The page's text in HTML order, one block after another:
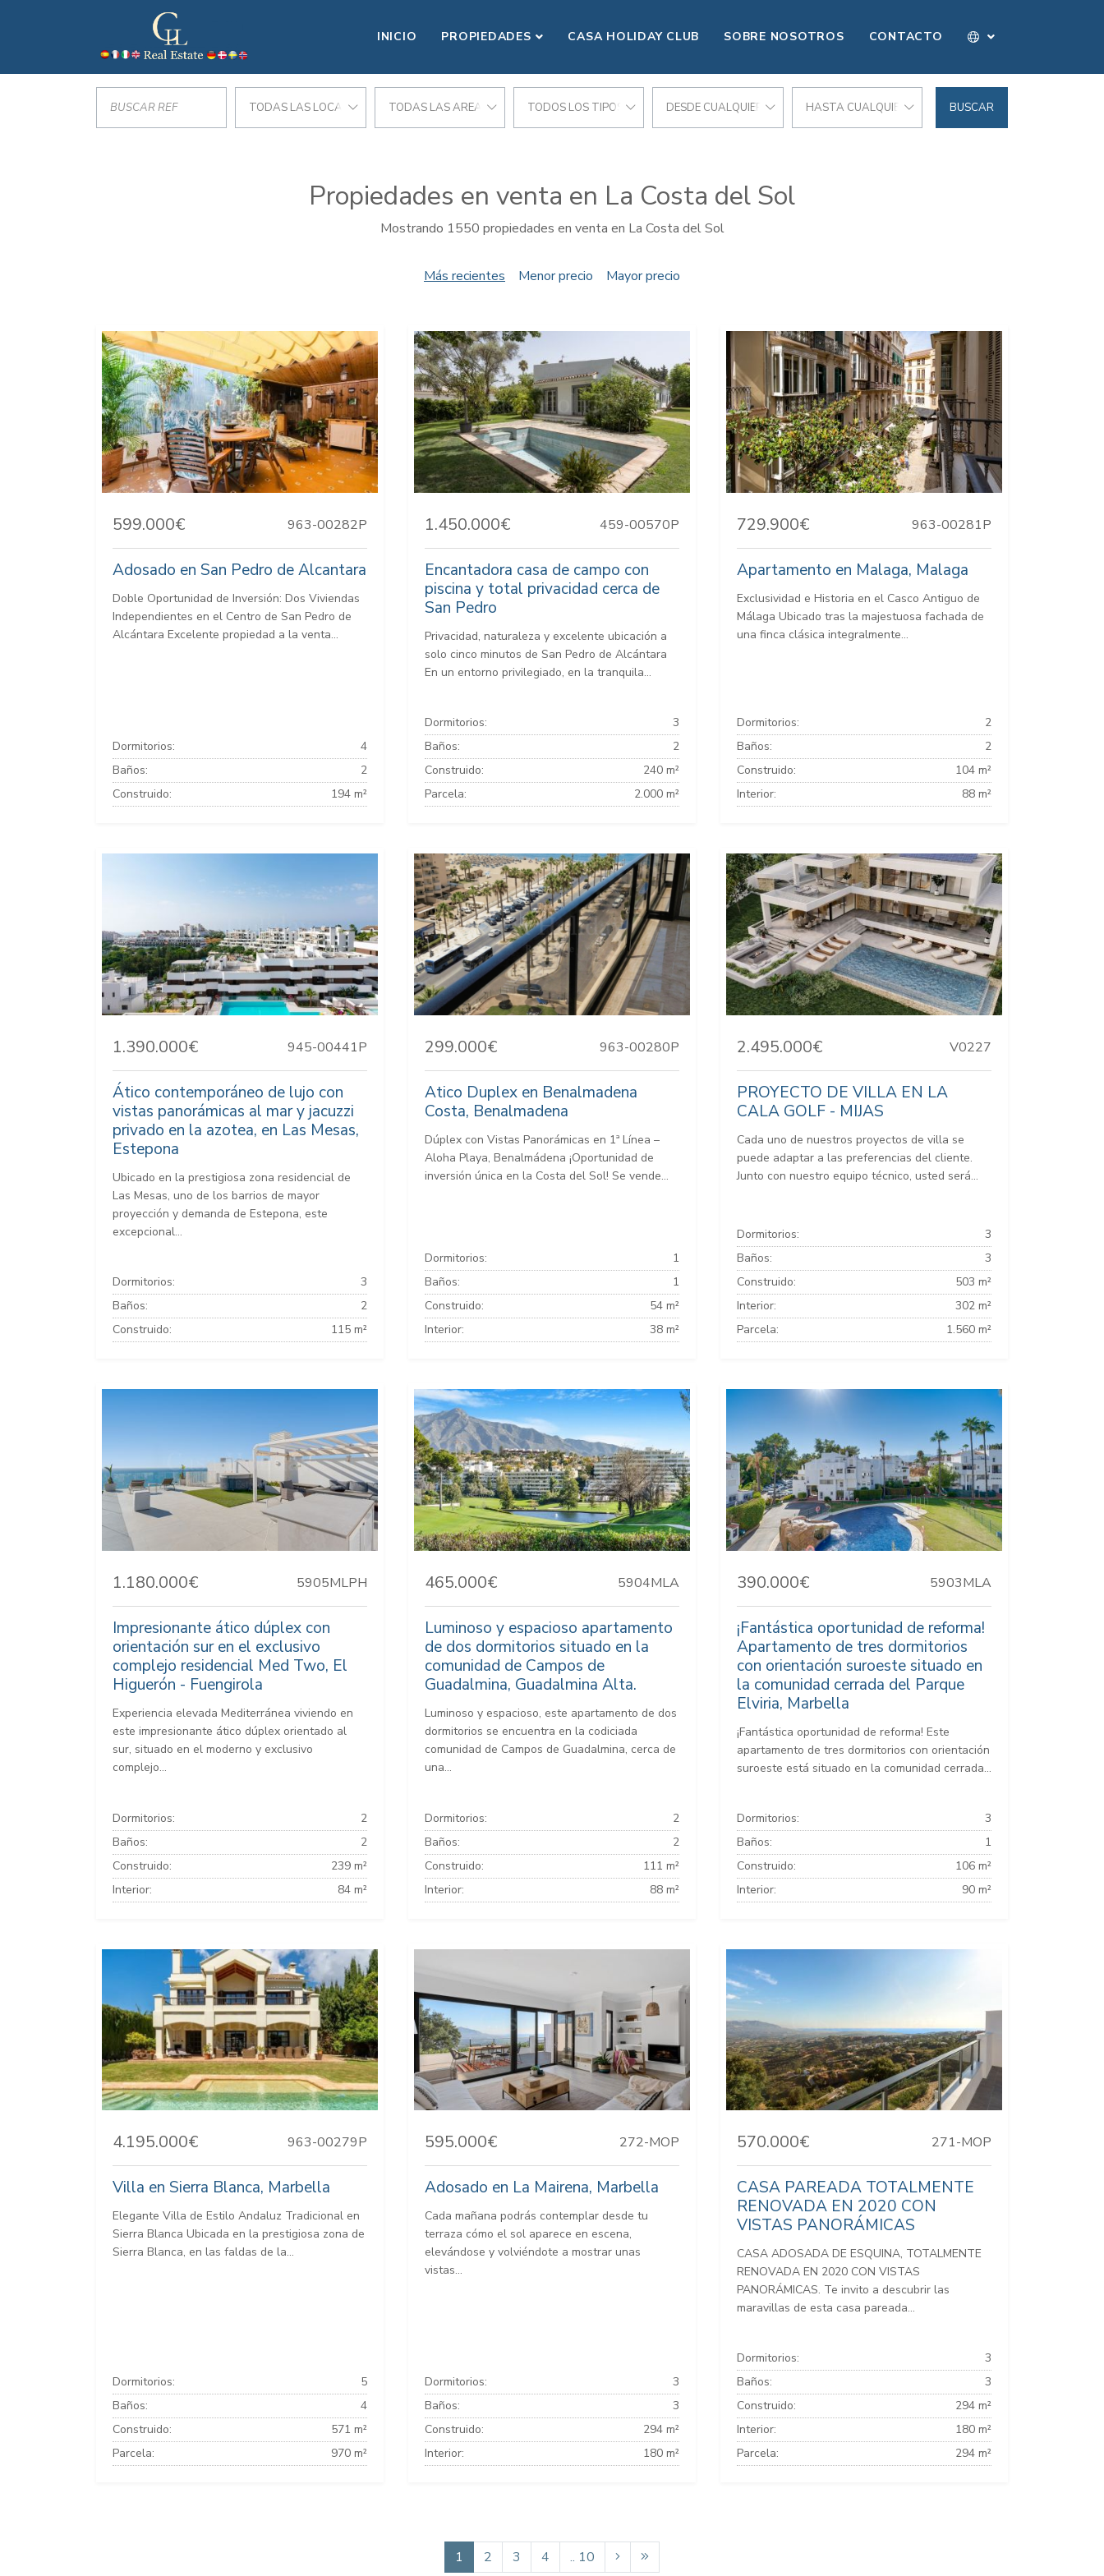
INICIO PROPIEDADES CASA HOLIDAY CLUB SOBRE NOSOTROS CONTACTO
TODAS LAS LOCALIZACIONESTODAS LAS AREAS TODOS LOS TIPOS DESDE CUALQUIER PRECIO HASTA CUALQUIER PRECIO BUSCAR
Propiedades en venta en La Costa del Sol
Mostrando 1550 propiedades en venta en La Costa del Sol
Más recientes Menor precio Mayor precio
599.000€ 963-00282P
Adosado en San Pedro de Alcantara
Doble Oportunidad de Inversión: Dos Viviendas
Independientes en el Centro de San Pedro de
Alcántara Excelente propiedad a la venta...
Dormitorios:
4
Baños:
2
Construido:
194 m²
1.450.000€ 459-00570P
Encantadora casa de campo con
piscina y total privacidad cerca de
San Pedro
Privacidad, naturaleza y excelente ubicación a
solo cinco minutos de San Pedro de Alcántara
En un entorno privilegiado, en la tranquila...
Dormitorios:
3
Baños:
2
Construido:
240 m²
Parcela:
2.000 m²
729.900€ 963-00281P
Apartamento en Malaga, Malaga
Exclusividad e Historia en el Casco Antiguo de
Málaga Ubicado tras la majestuosa fachada de
una finca clásica integralmente...
Dormitorios:
2
Baños:
2
Construido:
104 m²
Interior:
88 m²
1.390.000€ 945-00441P
Ático contemporáneo de lujo con
vistas panorámicas al mar y jacuzzi
privado en la azotea, en Las Mesas,
Estepona
Ubicado en la prestigiosa zona residencial de
Las Mesas, uno de los barrios de mayor
proyección y demanda de Estepona, este
excepcional...
Dormitorios:
3
Baños:
2
Construido:
115 m²
299.000€ 963-00280P
Atico Duplex en Benalmadena
Costa, Benalmadena
Dúplex con Vistas Panorámicas en 1ª Línea –
Aloha Playa, Benalmádena ¡Oportunidad de
inversión única en la Costa del Sol! Se vende...
Dormitorios:
1
Baños:
1
Construido:
54 m²
Interior:
38 m²
2.495.000€ V0227
PROYECTO DE VILLA EN LA
CALA GOLF - MIJAS
Cada uno de nuestros proyectos de villa se
puede adaptar a las preferencias del cliente.
Junto con nuestro equipo técnico, usted será...
Dormitorios:
3
Baños:
3
Construido:
503 m²
Interior:
302 m²
Parcela:
1.560 m²
1.180.000€ 5905MLPH
Impresionante ático dúplex con
orientación sur en el exclusivo
complejo residencial Med Two, El
Higuerón - Fuengirola
Experiencia elevada Mediterránea viviendo en
este impresionante ático dúplex orientado al
sur, situado en el moderno y exclusivo
complejo...
Dormitorios:
2
Baños:
2
Construido:
239 m²
Interior:
84 m²
465.000€ 5904MLA
Luminoso y espacioso apartamento
de dos dormitorios situado en la
comunidad de Campos de
Guadalmina, Guadalmina Alta.
Luminoso y espacioso, este apartamento de dos
dormitorios se encuentra en la codiciada
comunidad de Campos de Guadalmina, cerca de
una...
Dormitorios:
2
Baños:
2
Construido:
111 m²
Interior:
88 m²
390.000€ 5903MLA
¡Fantástica oportunidad de reforma!
Apartamento de tres dormitorios
con orientación suroeste situado en
la comunidad cerrada del Parque
Elviria, Marbella
¡Fantástica oportunidad de reforma! Este
apartamento de tres dormitorios con orientación
suroeste está situado en la comunidad cerrada...
Dormitorios:
3
Baños:
1
Construido:
106 m²
Interior:
90 m²
4.195.000€ 963-00279P
Villa en Sierra Blanca, Marbella
Elegante Villa de Estilo Andaluz Tradicional en
Sierra Blanca Ubicada en la prestigiosa zona de
Sierra Blanca, en las faldas de la...
Dormitorios:
5
Baños:
4
Construido:
571 m²
Parcela:
970 m²
595.000€ 272-MOP
Adosado en La Mairena, Marbella
Cada mañana podrás contemplar desde tu
terraza cómo el sol aparece en escena,
elevándose y volviéndote a mostrar unas
vistas...
Dormitorios:
3
Baños:
3
Construido:
294 m²
Interior:
180 m²
570.000€ 271-MOP
CASA PAREADA TOTALMENTE
RENOVADA EN 2020 CON
VISTAS PANORÁMICAS
CASA ADOSADA DE ESQUINA, TOTALMENTE
RENOVADA EN 2020 CON VISTAS
PANORÁMICAS. Te invito a descubrir las
maravillas de esta casa pareada...
Dormitorios:
3
Baños:
3
Construido:
294 m²
Interior:
180 m²
Parcela:
294 m²
1 2 3 4 .. 10